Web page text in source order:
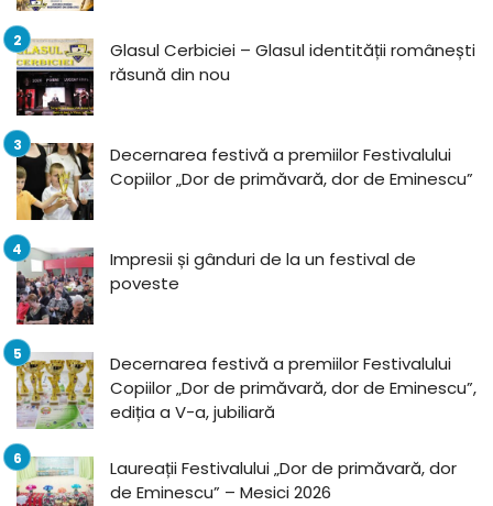
Glasul Cerbiciei – Glasul identității românești
răsună din nou
Decernarea festivă a premiilor Festivalului
Copiilor „Dor de primăvară, dor de Eminescu”
Impresii și gânduri de la un festival de
poveste
Decernarea festivă a premiilor Festivalului
Copiilor „Dor de primăvară, dor de Eminescu”,
ediția a V-a, jubiliară
Laureații Festivalului „Dor de primăvară, dor
de Eminescu” – Mesici 2026